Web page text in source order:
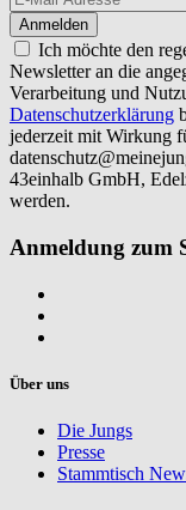
Ich möchte den
Newsletter an die
Verarbeitung und
Datenschutzerklärung
jederzeit mit Wirkung
43einhalb GmbH,
werden.
Anmeldung zum
Über uns
Die Jungs
Presse
Stammtisch